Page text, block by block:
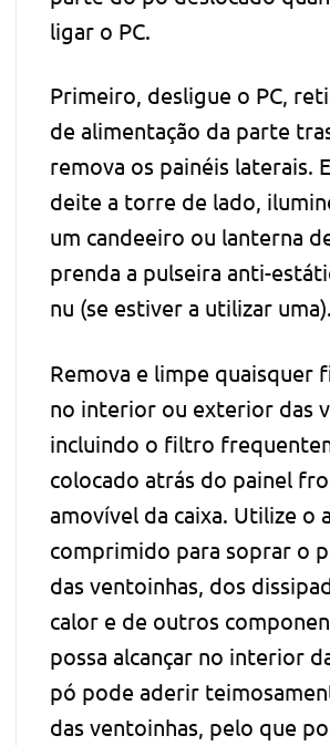
ligar o PC.
Primeiro, desligue o PC,
de alimentação da parte
remova os painéis laterais.
deite a torre de lado,
um candeeiro ou lanterna
prenda a pulseira anti-
nu (se estiver a utilizar uma).
Remova e limpe quaisquer
no interior ou exterior das
incluindo o filtro
colocado atrás do painel
amovível da caixa. Utilize o
comprimido para soprar o
das ventoinhas, dos
calor e de outros
possa alcançar no interior
pó pode aderir
das ventoinhas, pelo que